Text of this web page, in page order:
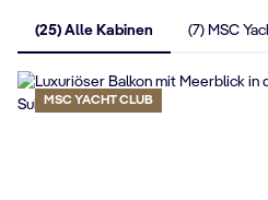
(25) Alle Kabinen (7) MSC
MSC YACHT CLUB